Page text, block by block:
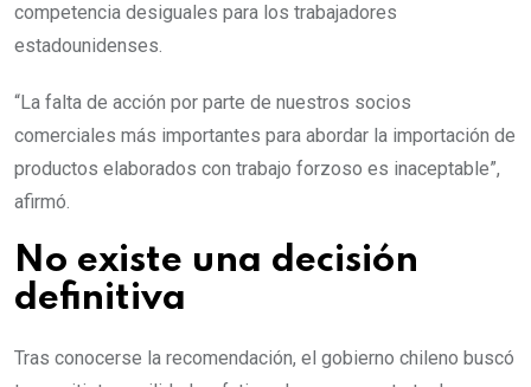
competencia desiguales para los trabajadores
estadounidenses.
“La falta de acción por parte de nuestros socios
comerciales más importantes para abordar la importación de
productos elaborados con trabajo forzoso es inaceptable”,
afirmó.
No existe una decisión
definitiva
Tras conocerse la recomendación, el gobierno chileno buscó